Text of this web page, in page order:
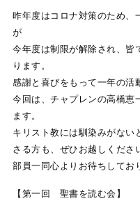
昨年度はコロナ対策のため、
が
今年度は制限が解除され、皆
ります。
感謝と喜びをもって一年の活
今回は、チャプレンの高橋恵
ます。
キリスト教には馴染みがない
さる方も、ぜひお越しくださ
部員一同心よりお待ちしてお
【第一回 聖書を読む会】